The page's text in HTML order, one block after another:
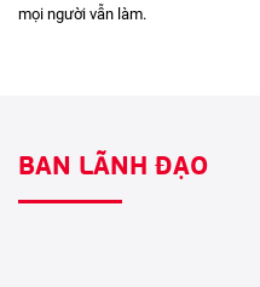
mọi người vẫn làm.
BAN LÃNH ĐẠO